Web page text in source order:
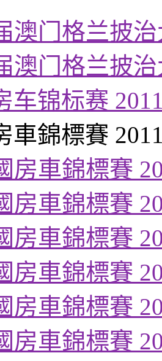
澳门格兰披
澳门格兰披
车锦标赛
車錦標賽
房車錦標賽
房車錦標賽
房車錦標賽
房車錦標賽
房車錦標賽
房車錦標賽